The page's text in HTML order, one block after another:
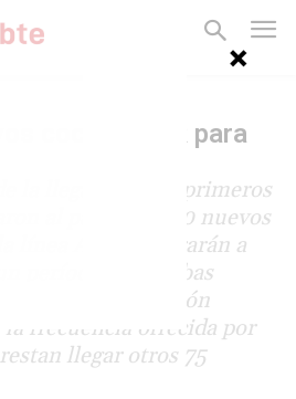
coches CNR para
la llegada de los primeros
al país otros 20 nuevos
línea A. Se integrarán a
período de pruebas
Su incorporación
frecuencia ofrecida por
llegar otros 75